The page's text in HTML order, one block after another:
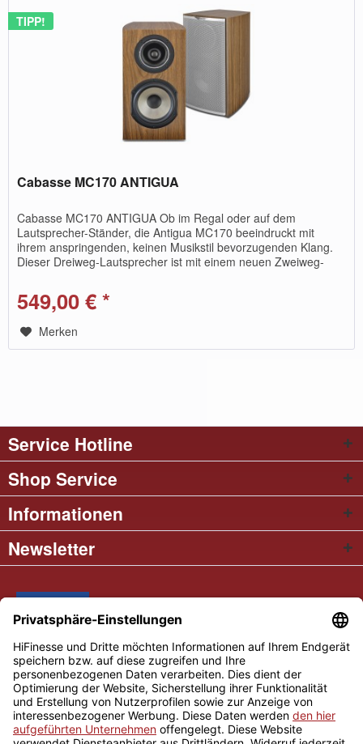
TIPP!
Cabasse MC170 ANTIGUA
Cabasse MC170 ANTIGUA Ob im Regal oder auf dem
Lautsprecher-Ständer, die Antigua MC170 beeindruckt mit
ihrem anspringenden, keinen Musikstil bevorzugenden Klang.
Dieser Dreiweg-Lautsprecher ist mit einem neuen Zweiweg-
549,00 € *
Merken
Service Hotline
Shop Service
Informationen
Newsletter
* Alle Preise inkl. gesetzl. Mehrwertsteuer
Cookie settings Händler-Login
Über uns
Kontakt und Anfahrt
Versand und Zahlungsbedingungen